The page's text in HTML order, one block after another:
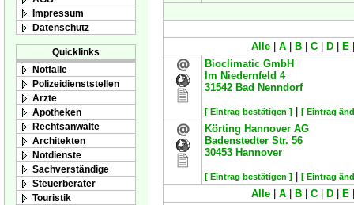
Impressum
Datenschutz
Quicklinks
Notfälle
Polizeidienststellen
Ärzte
Apotheken
Rechtsanwälte
Architekten
Notdienste
Sachverständige
Steuerberater
Touristik
Alle A B C D E
Bioclimatic GmbH
Im Niedernfeld 4
31542 Bad Nenndorf
[ Eintrag bestätigen ] [ Eintrag
Körting Hannover AG
Badenstedter Str. 56
30453 Hannover
[ Eintrag bestätigen ] [ Eintrag
Alle A B C D E